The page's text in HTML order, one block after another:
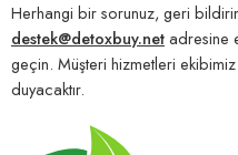
Herhangi bir sorunuz, geri
destek@detoxbuy.netadresine
geçin. Müşteri hizmetleri ekibimiz
duyacaktır.